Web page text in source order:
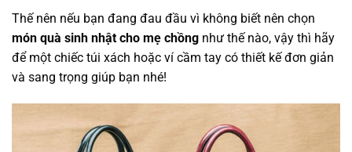
Thế nên nếu bạn đang đau đầu vì không biết nên chọn
món quà sinh nhật cho mẹ chồng như thế nào, vậy thì hãy
để một chiếc túi xách hoặc ví cầm tay có thiết kế đơn giản
và sang trọng giúp bạn nhé!